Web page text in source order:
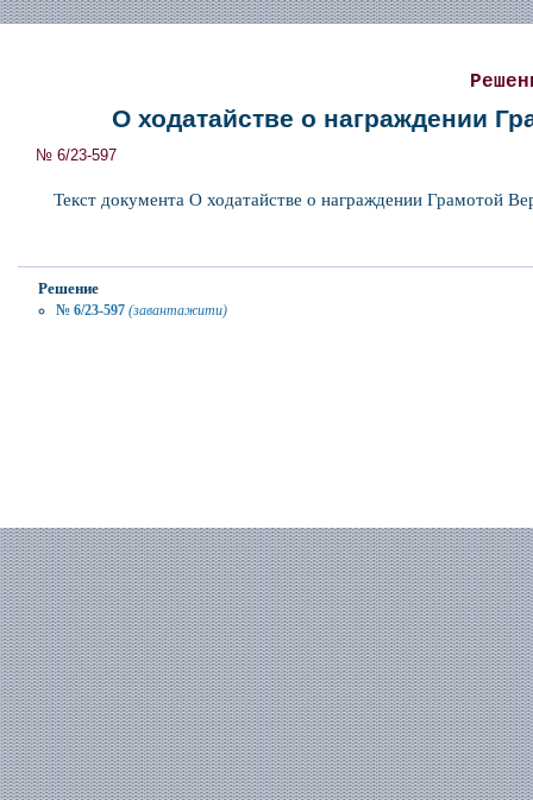
О ходатайстве о награждении
№ 6/23-597
Текст документа О ходатайстве о награждении Грамотой
Решение
№ 6/23-597 (завантажити)